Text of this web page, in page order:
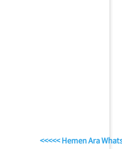
<<<<< Hemen Ara